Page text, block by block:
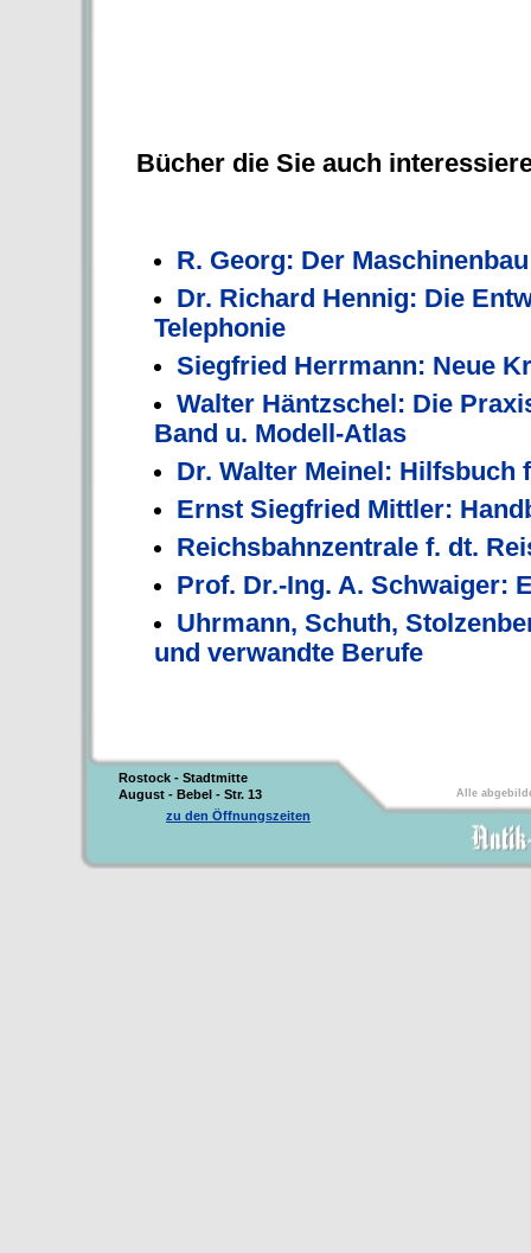
Bücher die Sie auch
R. Georg: Der Maschinenbau
Dr. Richard Hennig: Die
Telephonie
Siegfried Herrmann: Neue
Walter Häntzschel: Die
Band u. Modell-Atlas
Dr. Walter Meinel:
Ernst Siegfried Mittler:
Reichsbahnzentrale f. dt.
Prof. Dr.-Ing. A. Schwaiger:
Uhrmann, Schuth,
und verwandte Berufe
Rostock - Stadtmitte
August - Bebel - Str. 13
zu den Öffnungszeiten
Alle